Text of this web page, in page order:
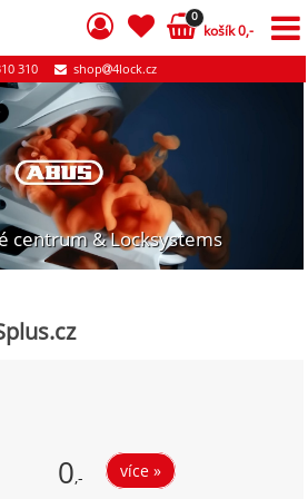
centrum & Locksystems
0,- více »
0
košík 0,-
310 shop 4lock.cz